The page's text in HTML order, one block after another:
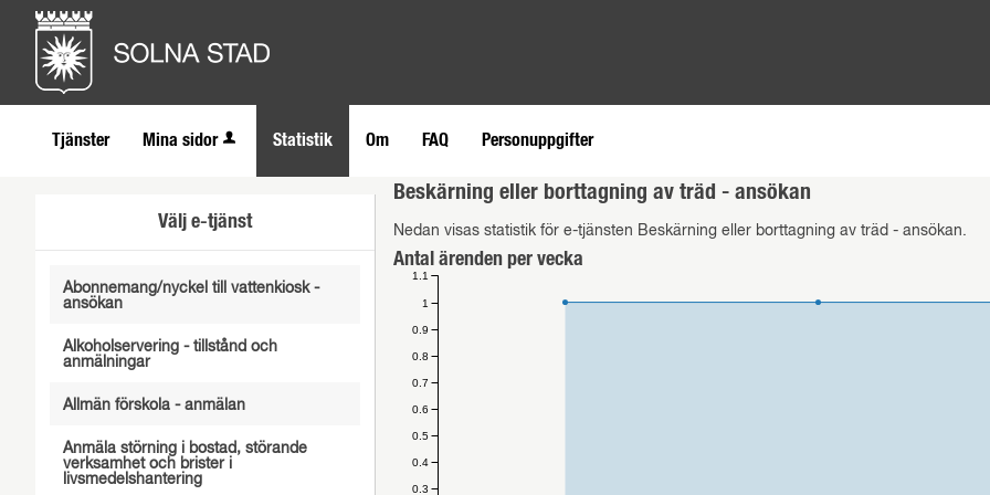
Tjänster Mina sidor Statistik Om FAQ Personuppgifter
Välj e-tjänst
Abonnemang/nyckel till vattenkiosk -
ansökan
Alkoholservering - tillstånd och
anmälningar
Allmän förskola - anmälan
Anmäla störning i bostad, störande
verksamhet och brister i
livsmedelshantering
Beskärning eller borttagning av träd - ansökan
Nedan visas statistik för e-tjänsten Beskärning eller borttagning av träd - ansökan.
Antal ärenden per vecka
0.3
0.4
0.5
0.6
0.7
0.8
0.9
1
1.1